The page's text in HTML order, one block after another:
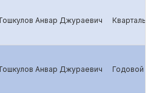
Анвар Джураевич
Анвар Джураевич Годовой